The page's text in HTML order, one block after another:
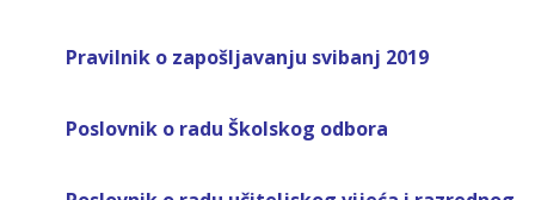
Pravilnik o zapošljavanju svibanj 2019
Poslovnik o radu Školskog odbora